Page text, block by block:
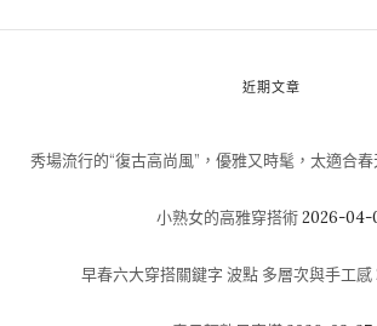
近期文章
秀場流行的“復古高尚風”，優雅又時髦，太適合春
小熟女的高雅穿搭術 2026-04-
早春六大穿搭關鍵字 波點 多層次與手工感